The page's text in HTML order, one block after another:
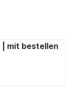
mit bestellen